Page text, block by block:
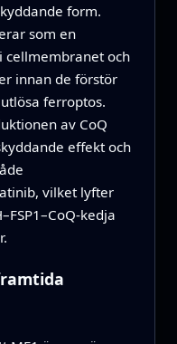
form.
som en
cellmembranet och
innan de förstör
ferroptos.
av CoQ
effekt och
vilket lyfter
kedja